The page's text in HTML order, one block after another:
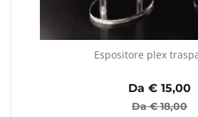
Espositore plex
Da € 15,00
Da €18,00